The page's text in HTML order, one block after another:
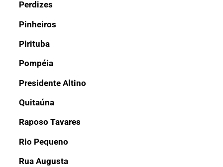
Perdizes
Pinheiros
Pirituba
Pompéia
Presidente Altino
Quitaúna
Raposo Tavares
Rio Pequeno
Rua Augusta